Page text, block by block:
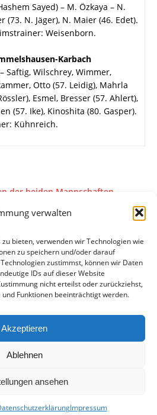
verwalten
bieten, verwenden wir Technologien wie
zu speichern und/oder darauf
zustimmst, können wir Daten
IDs auf dieser Website
nicht erteilst oder zurückziehst,
Funktionen beeinträchtigt werden.
Akzeptieren
Ablehnen
ansehen
Impressum
Sayed) – M. Özkaya – N.
(73. N. Jäger), N. Maier (46. Edet).
Weisenborn.
Karbach
Saftig, Wilschrey, Wimmer,
Otto (57. Leidig), Mahrla
Esmel, Bresser (57. Ahlert),
(57. Ike), Kinoshita (80. Gasper).
Kühnreich.
der beiden Mannschaften
Titel
Schwächste Wormatia-
Saison seit 21 Jahren endet
Tag des Erfolges und des
Wormatia Worms